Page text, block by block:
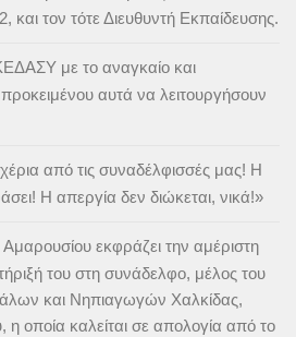
και τον τότε Διευθυντή Εκπαίδευσης.
με το αναγκαίο και
αυτά να λειτουργήσουν
από τις συναδέλφισσές μας! Η
Η απεργία δεν διώκεται, νικά!»
εκφράζει την αμέριστη
του στη συνάδελφο, μέλος του
και Νηπιαγωγών Χαλκίδας,
οποία καλείται σε απολογία από το